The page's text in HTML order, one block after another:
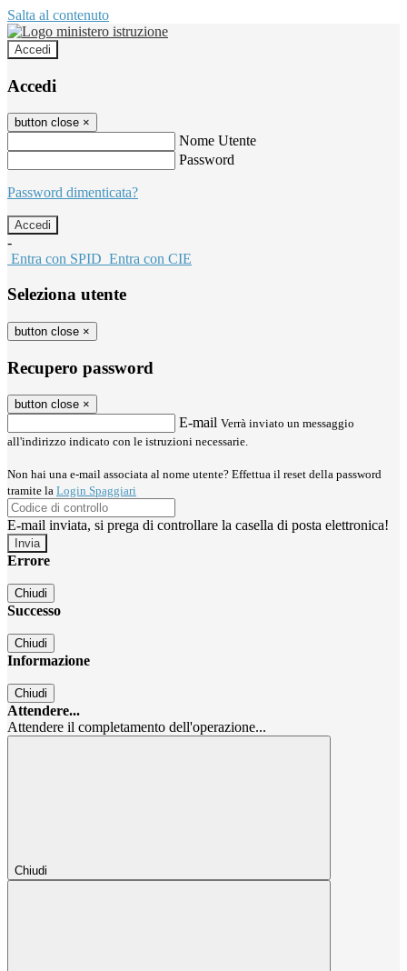
Salta al contenuto
Accedi
Accedi
button close ×
Nome Utente
Password
Password dimenticata?
-
Entra con SPID Entra con CIE
Seleziona utente
button close ×
Recupero password
button close ×
E-mail Verrà inviato un messaggio
all'indirizzo indicato con le istruzioni necessarie.
Non hai una e-mail associata al nome utente? Effettua il reset della password
tramite la Login Spaggiari
E-mail inviata, si prega di controllare la casella di posta elettronica!
Errore
Chiudi
Successo
Chiudi
Informazione
Chiudi
Attendere...
Attendere il completamento dell'operazione...
Chiudi